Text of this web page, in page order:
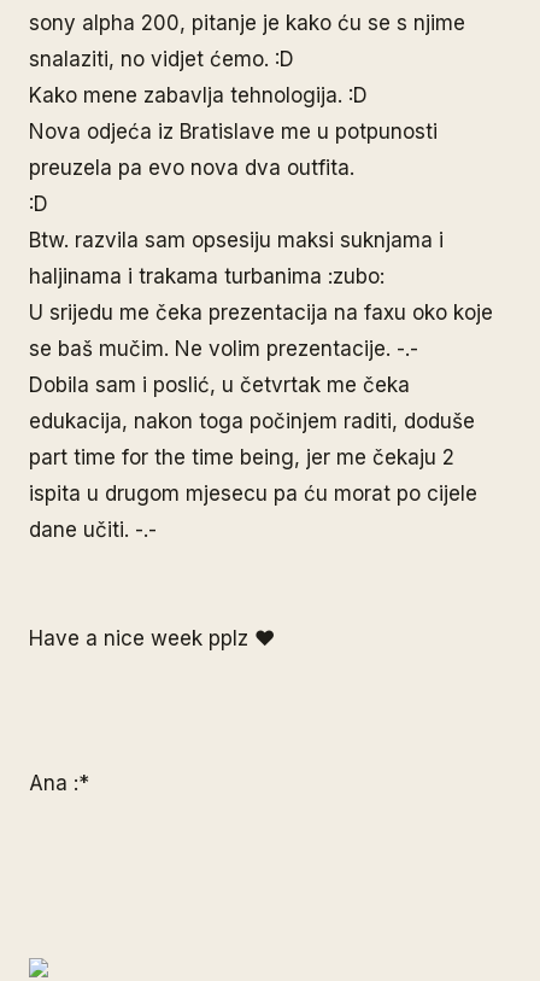
sony alpha 200, pitanje je kako ću se s njime
snalaziti, no vidjet ćemo. :D
Kako mene zabavlja tehnologija. :D
Nova odjeća iz Bratislave me u potpunosti
preuzela pa evo nova dva outfita.
:D
Btw. razvila sam opsesiju maksi suknjama i
haljinama i trakama turbanima :zubo:
U srijedu me čeka prezentacija na faxu oko koje
se baš mučim. Ne volim prezentacije. -.-
Dobila sam i poslić, u četvrtak me čeka
edukacija, nakon toga počinjem raditi, doduše
part time for the time being, jer me čekaju 2
ispita u drugom mjesecu pa ću morat po cijele
dane učiti. -.-
Have a nice week pplz ♥
Ana :*